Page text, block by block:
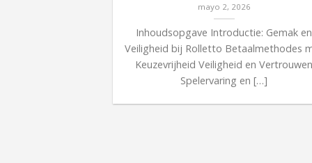
mayo 2, 2026
Inhoudsopgave Introductie: Gemak en
Veiligheid bij Rolletto Betaalmethodes
Keuzevrijheid Veiligheid en
Spelervaring en […]